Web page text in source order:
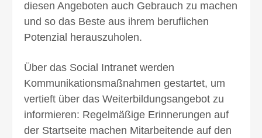
diesen Ange­boten auch Gebrauch zu machen
und so das Beste aus ihrem beruf­lichen
Potenzial heraus­zuholen.
Über das Social Intranet werden
Kommunikations­maßnahmen gestartet, um
ver­tieft über das Weiterbildungs­angebot zu
informieren: Regelmäßige Erin­ner­ungen auf
der Startseite machen Mitarbeitende auf den